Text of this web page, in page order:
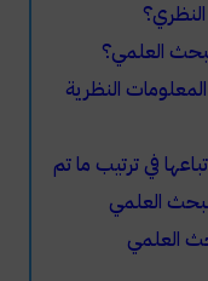
العلمي؟
النظرية
في ترتيب ما تم
العلمي
العلمي